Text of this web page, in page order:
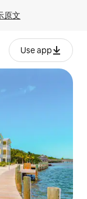
原文
Use app